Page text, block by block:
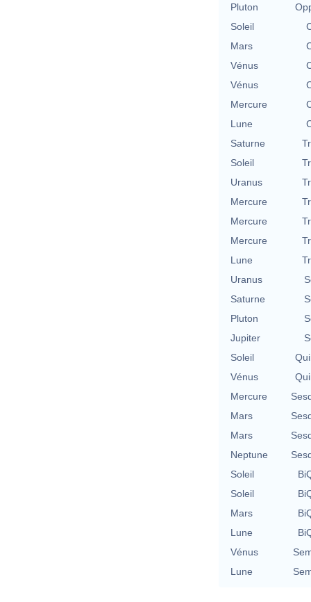
Pluton
Soleil
Mars
Vénus
Vénus
Mercure
Lune
Saturne
Soleil
Uranus
Mercure
Mercure
Mercure
Lune
Uranus
Saturne
Pluton
Jupiter
Soleil
Vénus
Mercure
Mars
Mars
Neptune
Soleil
Soleil
Mars
Lune
Vénus
Lune